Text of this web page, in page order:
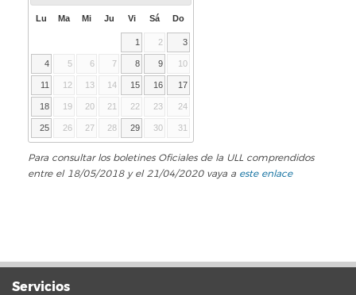
Lu Ma Mi Ju Vi Sá Do
1 2 3
4 5 6 7 8 9 10
11 12 13 14 15 16 17
18 19 20 21 22 23 24
25 26 27 28 29 30 31
Para consultar los boletines Oficiales de la ULL comprendidos
entre el 18/05/2018 y el 21/04/2020 vaya a este enlace
Servicios